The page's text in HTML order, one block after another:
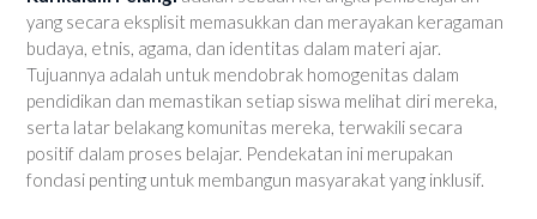
yang secara eksplisit memasukkan dan merayakan keragaman
budaya, etnis, agama, dan identitas dalam materi ajar.
Tujuannya adalah untuk mendobrak homogenitas dalam
pendidikan dan memastikan setiap siswa melihat diri mereka,
serta latar belakang komunitas mereka, terwakili secara
positif dalam proses belajar. Pendekatan ini merupakan
fondasi penting untuk membangun masyarakat yang inklusif.